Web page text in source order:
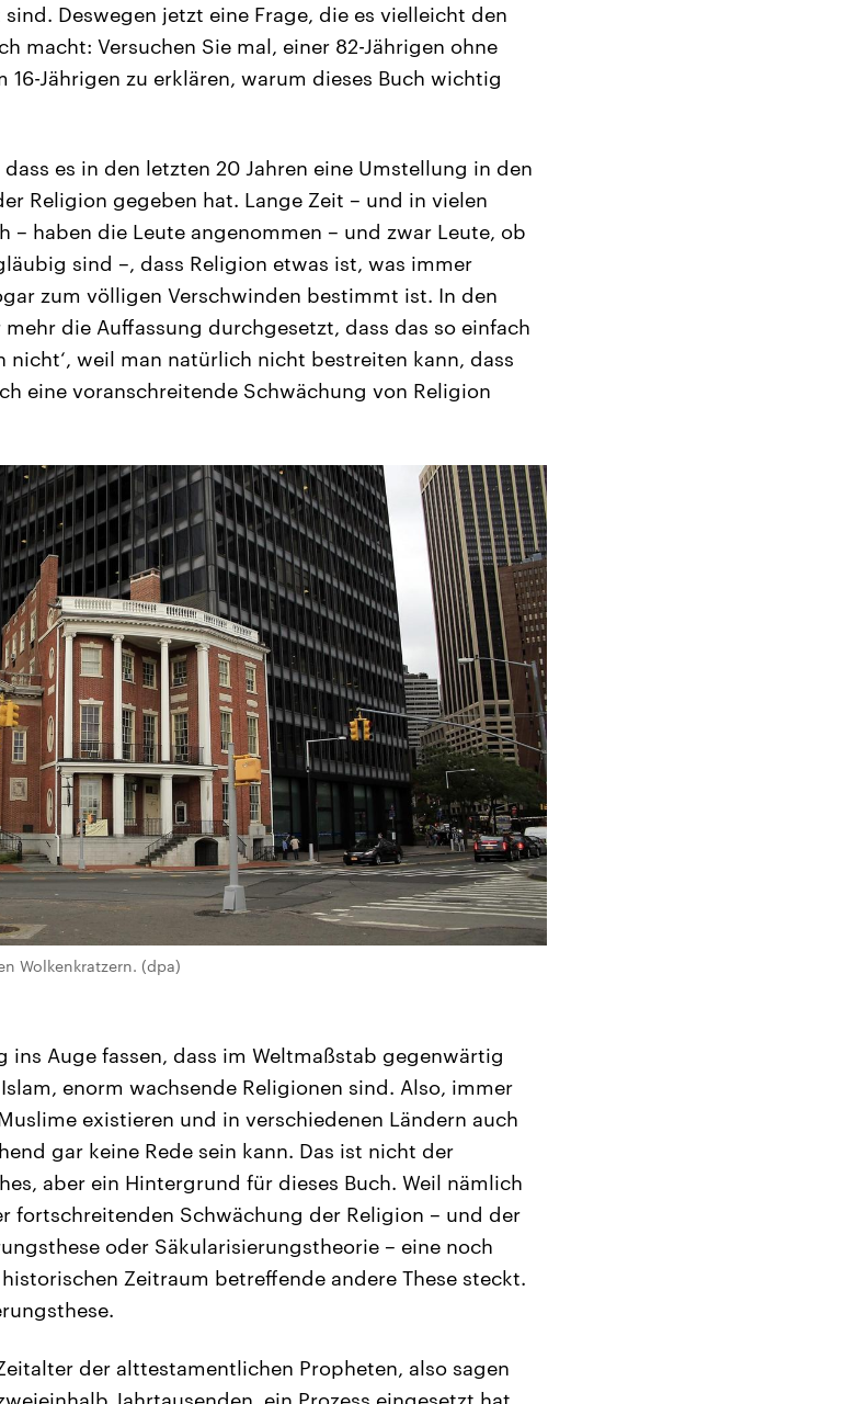
Deswegen jetzt eine Frage, die es vielleicht den
macht: Versuchen Sie mal, einer 82-Jährigen ohne
Jährigen zu erklären, warum dieses Buch wichtig
es in den letzten 20 Jahren eine Umstellung in den
Religion gegeben hat. Lange Zeit – und in vielen
– haben die Leute angenommen – und zwar Leute, ob
sind –, dass Religion etwas ist, was immer
zum völligen Verschwinden bestimmt ist. In den
die Auffassung durchgesetzt, dass das so einfach
nicht‘, weil man natürlich nicht bestreiten kann, dass
eine voranschreitende Schwächung von Religion
Wolkenkratzern. (dpa)
ins Auge fassen, dass im Weltmaßstab gegenwärtig
enorm wachsende Religionen sind. Also, immer
existieren und in verschiedenen Ländern auch
gar keine Rede sein kann. Das ist nicht der
aber ein Hintergrund für dieses Buch. Weil nämlich
fortschreitenden Schwächung der Religion – und der
oder Säkularisierungstheorie – eine noch
Zeitraum betreffende andere These steckt.
der alttestamentlichen Propheten, also sagen